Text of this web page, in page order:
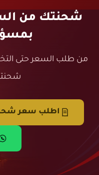
شحنتك من
من طلب السعر حتى
اطلب سعر